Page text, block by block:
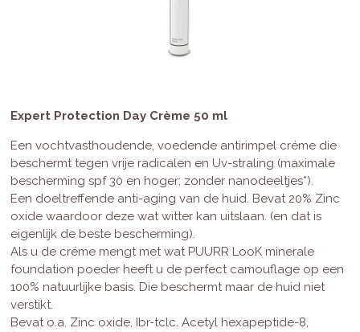
Expert Protection Day Crème 50 ml
Een vochtvasthoudende, voedende antirimpel créme die
beschermt tegen vrije radicalen en Uv-straling (maximale
bescherming spf 30 en hoger; zonder nanodeeltjes*).
Een doeltreffende anti-aging van de huid. Bevat 20% Zinc
oxide waardoor deze wat witter kan uitslaan. (en dat is
eigenlijk de beste bescherming).
Als u de créme mengt met wat PUURR LooK minerale
foundation poeder heeft u de perfect camouflage op een
100% natuurlijke basis. Die beschermt maar de huid niet
verstikt.
Bevat o.a. Zinc oxide, Ibr-tclc. Acetyl hexapeptide-8,